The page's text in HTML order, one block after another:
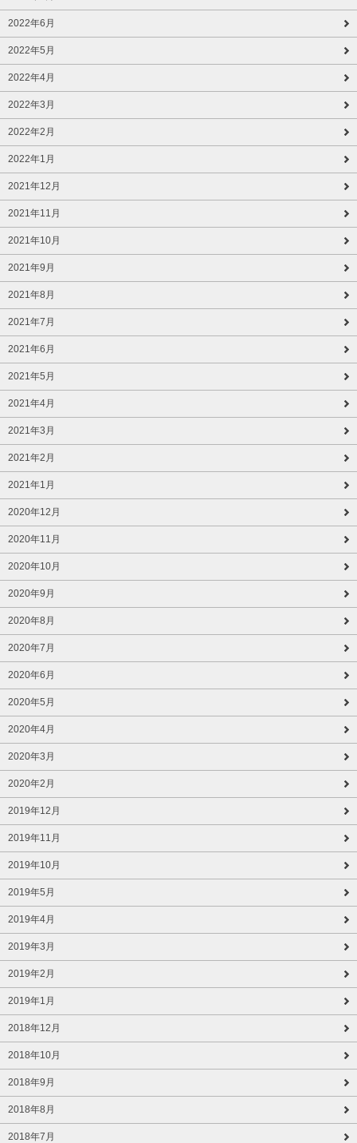
2022年6月
2022年5月
2022年4月
2022年3月
2022年2月
2022年1月
2021年12月
2021年11月
2021年10月
2021年9月
2021年8月
2021年7月
2021年6月
2021年5月
2021年4月
2021年3月
2021年2月
2021年1月
2020年12月
2020年11月
2020年10月
2020年9月
2020年8月
2020年7月
2020年6月
2020年5月
2020年4月
2020年3月
2020年2月
2019年12月
2019年11月
2019年10月
2019年5月
2019年4月
2019年3月
2019年2月
2019年1月
2018年12月
2018年10月
2018年9月
2018年8月
2018年7月